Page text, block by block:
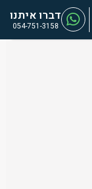
דברו איתנו
054-751-3158